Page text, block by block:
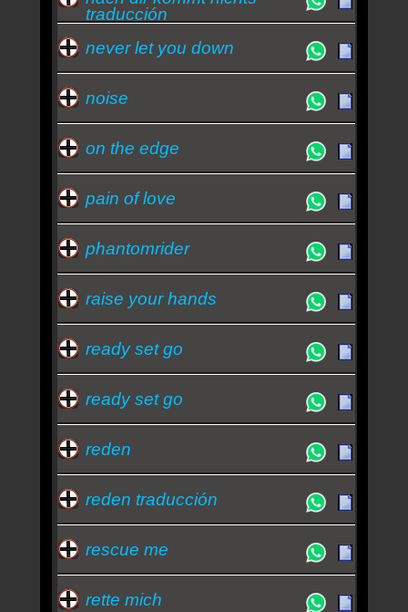
traducción
never let you down
noise
on the edge
pain of love
phantomrider
raise your hands
ready set go
ready set go
reden
reden traducción
rescue me
rette mich